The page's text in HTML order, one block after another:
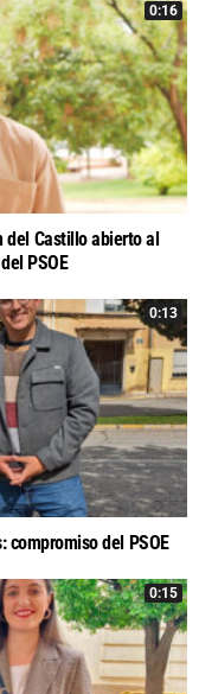
0:16
del Castillo abierto al
PSOE
0:13
compromiso del PSOE
0:15